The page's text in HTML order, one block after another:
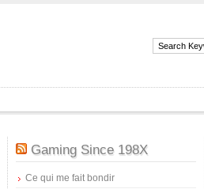
Gaming Since 198X
Ce qui me fait bondir